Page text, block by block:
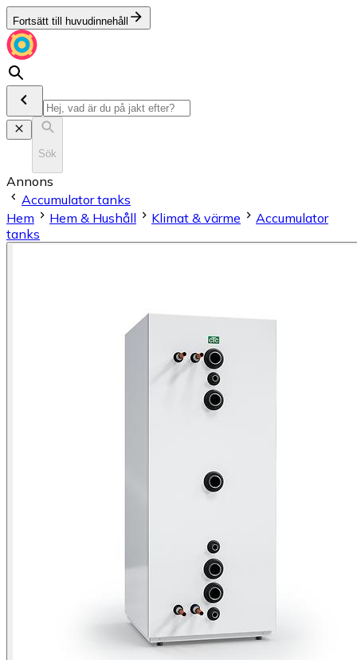
Fortsätt till huvudinnehåll
Sök
Annons
Accumulator tanks
Hem
Hem & Hushåll Klimat & värme
Accumulator
tanks